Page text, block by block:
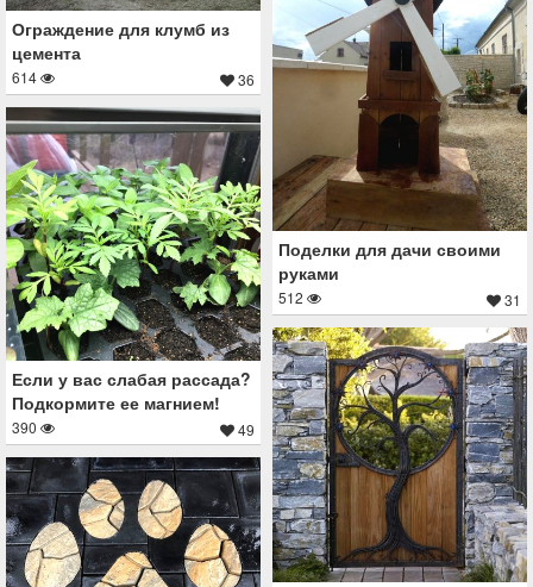
Ограждение для клумб из
цемента
614 36
Поделки для дачи своими
руками
512 31
Если у вас слабая рассада?
Подкормите ее магнием!
390 49